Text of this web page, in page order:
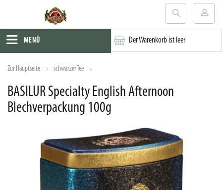
MENÜ Der Warenkorb ist leer
Zur Hauptseite schwarzer Tee
BASILUR Specialty English Afternoon
Blechverpackung 100g